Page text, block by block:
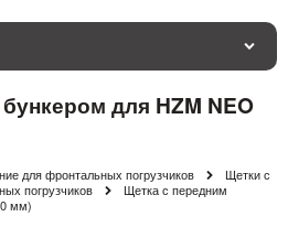
для HZM NEO
для фронтальных погрузчиков
Щетки с
погрузчиков
Щетка с передним
мм)